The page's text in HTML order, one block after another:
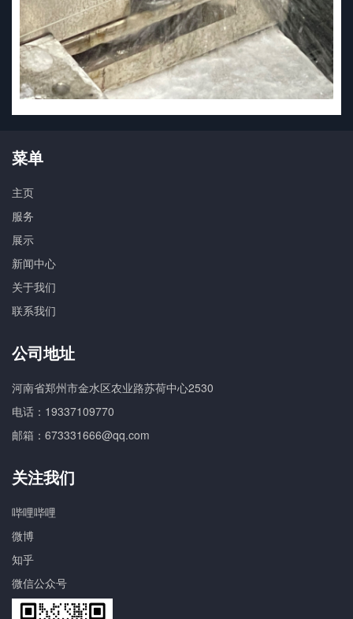
菜单
主页
服务
展示
新闻中心
关于我们
联系我们
公司地址
河南省郑州市金水区农业路苏荷中心2530
电话：19337109770
邮箱：673331666@qq.com
关注我们
哔哩哔哩
微博
知乎
微信公众号